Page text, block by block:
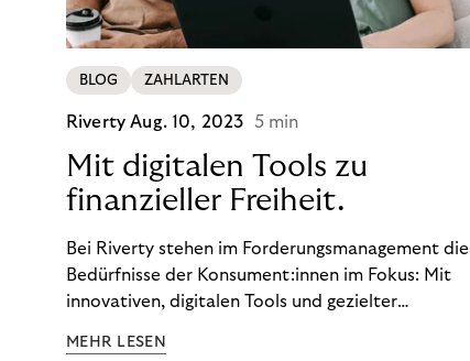
BLOG ZAHLARTEN
RivertyAug. 10, 2023 5 min
Mit digitalen Tools zu
finanzieller Freiheit.
Bei Riverty stehen im Forderungsmanagement die
Bedürfnisse der Konsument:innen im Fokus: Mit
innovativen, digitalen Tools und gezielter
ein Leben in finanzieller Freiheit zu führen. So
MEHR LESEN